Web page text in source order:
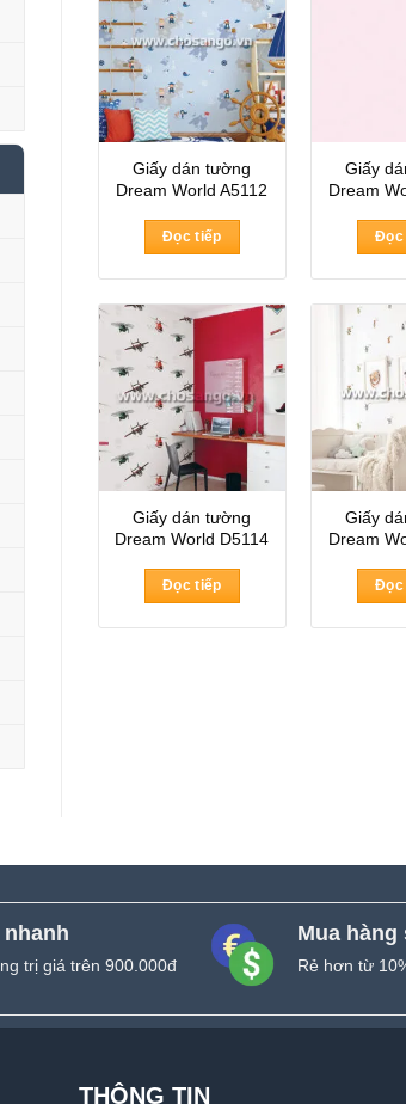
Giấy dán tường
Dream World A5112
Đọc tiếp
Giấy
Dream
Đọc
Giấy dán tường
Dream World D5114
Đọc tiếp
Giấy
Dream
Đọc
trị giá trên 900.000đ
Mua hàng
Rẻ hơn từ
THÔNG TIN